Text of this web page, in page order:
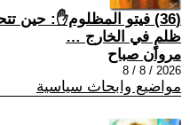
(36) فيتو المظلوم✋: حين
ظلمٍ في الخارج …
مروان صباح
2026 / 8 / 8
مواضيع وابحاث سياسية